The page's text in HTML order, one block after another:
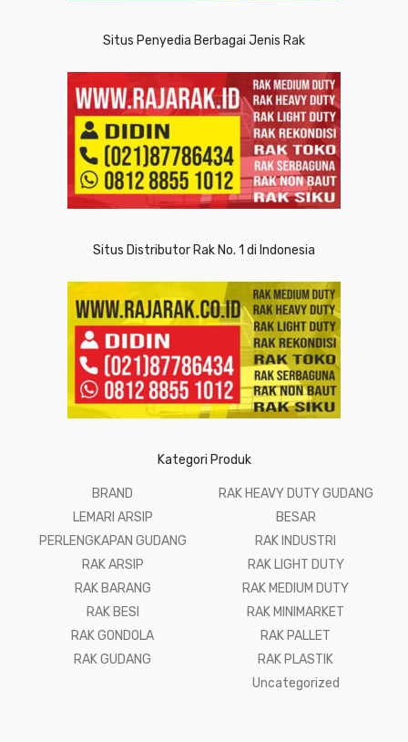
Situs Penyedia Berbagai Jenis Rak
Situs Distributor Rak No. 1 di Indonesia
Kategori Produk
BRAND
LEMARI ARSIP
PERLENGKAPAN GUDANG
RAK ARSIP
RAK BARANG
RAK BESI
RAK GONDOLA
RAK GUDANG
RAK HEAVY DUTY GUDANG
BESAR
RAK INDUSTRI
RAK LIGHT DUTY
RAK MEDIUM DUTY
RAK MINIMARKET
RAK PALLET
RAK PLASTIK
Uncategorized